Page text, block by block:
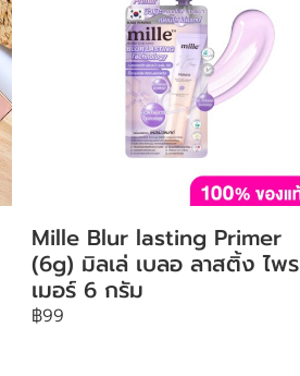
Mille Blur lasting Primer
(6g) มิลเล่ เบลอ ลาสติ้ง ไพร
เมอร์ 6 กรัม
฿99